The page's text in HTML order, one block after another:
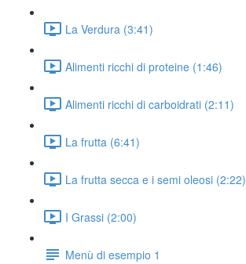
La Verdura (3:41)
Alimenti ricchi di proteine (1:46)
Alimenti ricchi di carboidrati (2:11)
La frutta (6:41)
La frutta secca e i semi oleosi (2:22)
I Grassi (2:00)
Menù di esempio 1